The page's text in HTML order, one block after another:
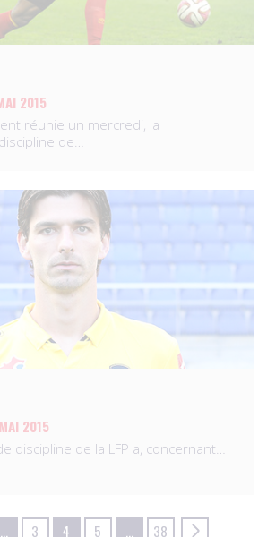
2015
réunie un mercredi, la
de…
2015
discipline de la LFP a, concernant…
3 4 5 38